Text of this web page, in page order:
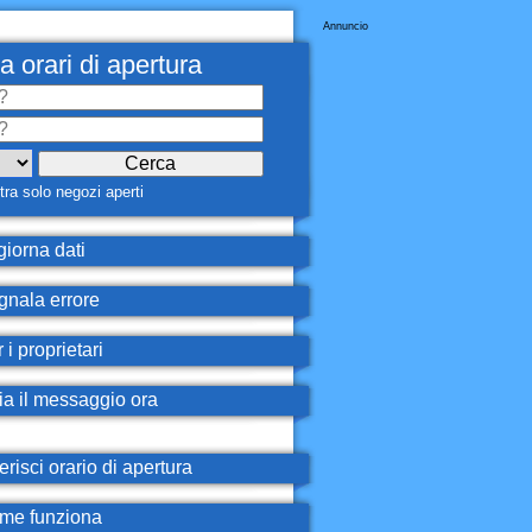
Annuncio
orari di apertura
solo negozi aperti
dati
errore
i proprietari
il messaggio ora
orario di apertura
funziona